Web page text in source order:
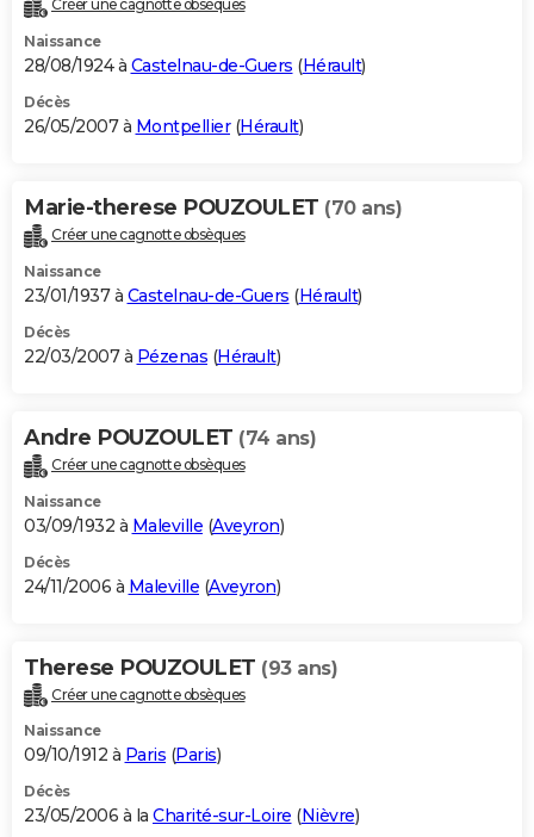
Créer une cagnotte obsèques
Naissance
28/08/1924 à Castelnau-de-Guers (Hérault)
Décès
26/05/2007 à Montpellier(Hérault)
Marie-therese POUZOULET (70 ans)
Créer une cagnotte obsèques
Naissance
23/01/1937 à Castelnau-de-Guers (Hérault)
Décès
22/03/2007 à Pézenas (Hérault)
Andre POUZOULET (74 ans)
Créer une cagnotte obsèques
Naissance
03/09/1932 à Maleville (Aveyron)
Décès
24/11/2006 à Maleville (Aveyron)
Therese POUZOULET (93 ans)
Créer une cagnotte obsèques
Naissance
09/10/1912 à Paris (Paris)
Décès
23/05/2006 à la Charité-sur-Loire (Nièvre)